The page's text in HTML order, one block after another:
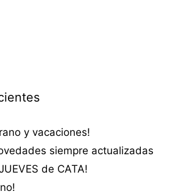
y vacaciones!
siempre actualizadas
de CATA!